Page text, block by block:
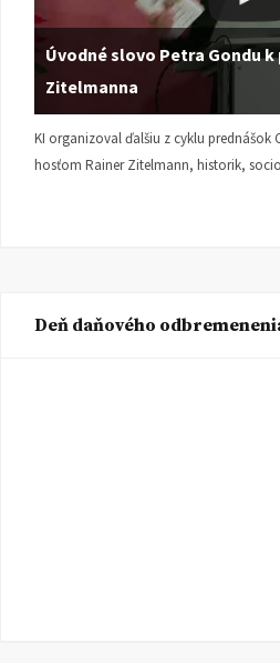
Úvodné slovo Petra Gondu k
Zitelmanna
KI organizoval ďalšiu z cyklu prednášok
hosťom Rainer Zitelmann, historik,
Deň daňového